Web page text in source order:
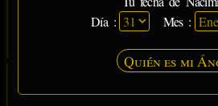
Día :
Mes :
Quién es mi